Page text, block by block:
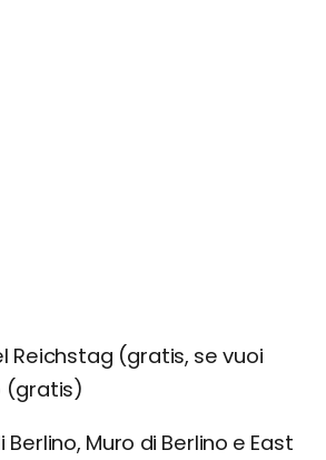
Reichstag (gratis, se vuoi
(gratis)
Muro di Berlino e East